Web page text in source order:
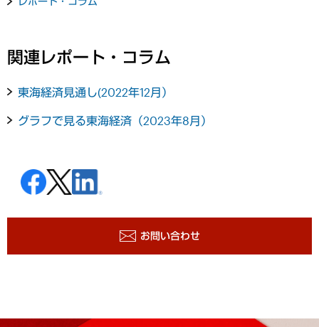
関連レポート・コラム
東海経済見通し(2022年12月）
グラフで見る東海経済（2023年8月）
お問い合わせ